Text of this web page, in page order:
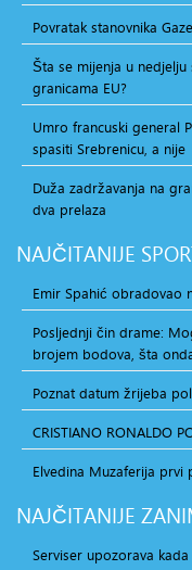
Povratak stanovnika
Šta se mijenja u nedjelju
granicama EU?
Umro francuski general
spasiti Srebrenicu, a nije
Duža zadržavanja na
dva prelaza
NAJČITANIJE
Emir Spahić obradovao
Posljednji čin drame:
brojem bodova, šta
Poznat datum žrijeba
CRISTIANO RONALDO
Elvedina Muzaferija
NAJČITANIJE
Serviser upozorava